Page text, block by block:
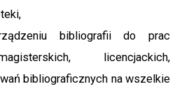
bibliografii do prac
licencjackich,
bibliograficznych na wszelkie